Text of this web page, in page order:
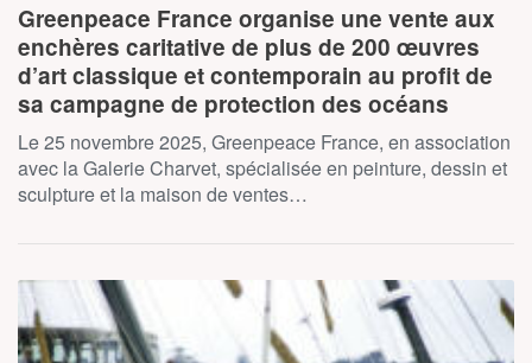
Greenpeace France organise une vente aux
enchères caritative de plus de 200 œuvres
d’art classique et contemporain au profit de
sa campagne de protection des océans
Le 25 novembre 2025, Greenpeace France, en association
avec la Galerie Charvet, spécialisée en peinture, dessin et
sculpture et la maison de ventes…